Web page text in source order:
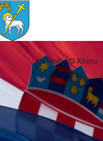
Novosti O Kninu